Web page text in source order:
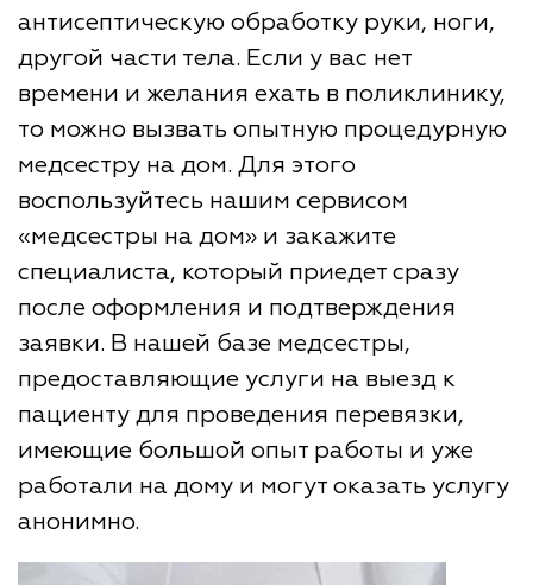
антисептическую обработку руки, ноги,
другой части тела. Если у вас нет
времени и желания ехать в поликлинику,
то можно вызвать опытную процедурную
медсестру на дом. Для этого
воспользуйтесь нашим сервисом
«медсестры на дом» и закажите
специалиста, который приедет сразу
после оформления и подтверждения
заявки. В нашей базе медсестры,
предоставляющие услуги на выезд к
пациенту для проведения перевязки,
имеющие большой опыт работы и уже
работали на дому и могут оказать услугу
анонимно.